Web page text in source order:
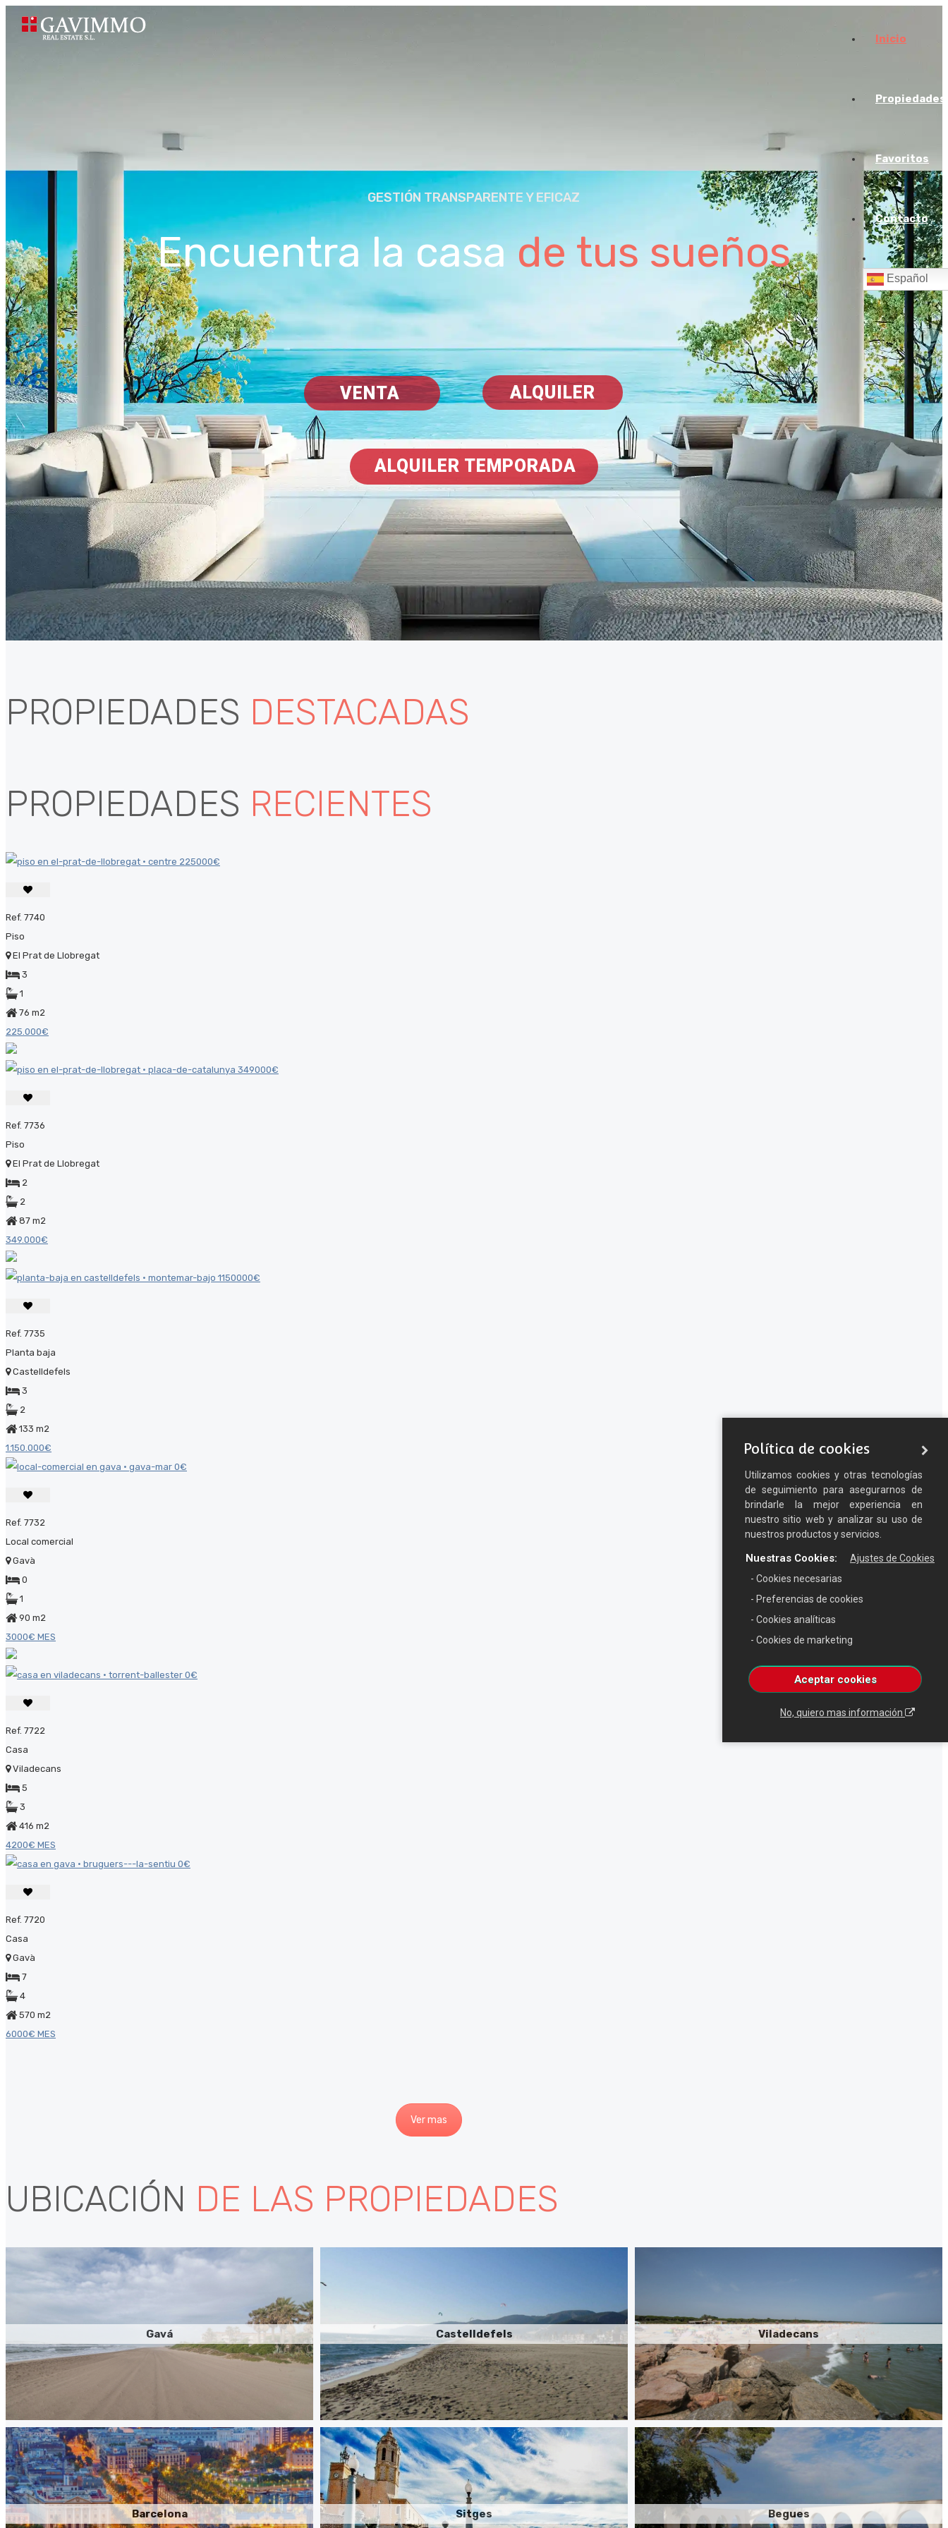
Inicio
Propiedades
Favoritos
Contacto
Español
GESTIÓN TRANSPARENTE Y EFICAZ
Encuentra la casade tus sueños
VENTA ALQUILER
ALQUILER TEMPORADA
PROPIEDADES DESTACADAS
PROPIEDADES RECIENTES
Ref. 7740
Piso
El Prat de Llobregat
3
1
76 m2
225.000€
Ref. 7736
Piso
El Prat de Llobregat
2
2
87 m2
349.000€
Ref. 7735
Planta baja
Castelldefels
3
2
133 m2
1.150.000€
Ref. 7732
Local comercial
Gavà
0
1
90 m2
3000€ MES
Ref. 7722
Casa
Viladecans
5
3
416 m2
4200€ MES
Ref. 7720
Casa
Gavà
7
4
570 m2
6000€ MES
Ver mas
UBICACIÓN DE LAS PROPIEDADES
Gavá Castelldefels Viladecans
Barcelona Sitges Begues
Política de cookies
Utilizamos cookies y otras tecnologías
de seguimiento para asegurarnos de
brindarle la mejor experiencia en
nuestro sitio web y analizar su uso de
nuestros productos y servicios.
Aceptar cookies
No, quiero mas información
Ajustes de Cookies
- Cookies necesarias
Nuestras Cookies:
- Preferencias de cookies
- Cookies analíticas
- Cookies de marketing